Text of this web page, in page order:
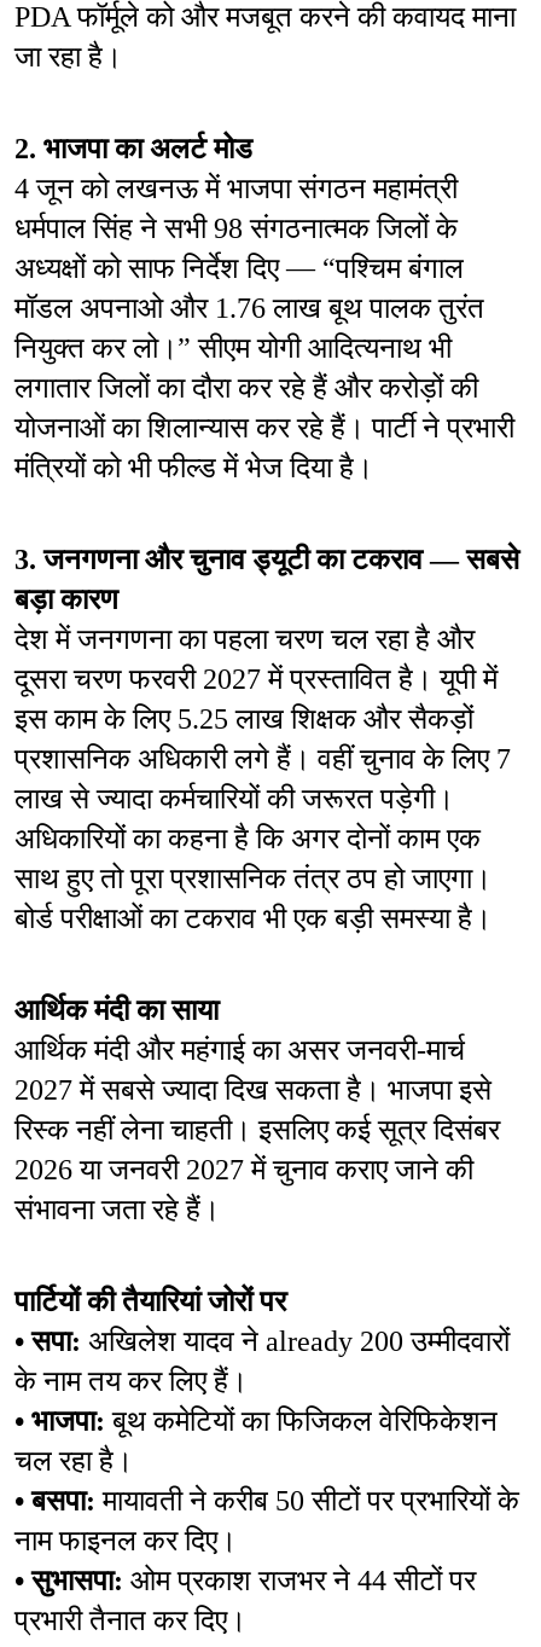
PDA फॉर्मूले को और मजबूत करने की कवायद माना
जा रहा है।
2. भाजपा का अलर्ट मोड
4 जून को लखनऊ में भाजपा संगठन महामंत्री
धर्मपाल सिंह ने सभी 98 संगठनात्मक जिलों के
अध्यक्षों को साफ निर्देश दिए — “पश्चिम बंगाल
मॉडल अपनाओ और 1.76 लाख बूथ पालक तुरंत
नियुक्त कर लो।” सीएम योगी आदित्यनाथ भी
लगातार जिलों का दौरा कर रहे हैं और करोड़ों की
योजनाओं का शिलान्यास कर रहे हैं। पार्टी ने प्रभारी
मंत्रियों को भी फील्ड में भेज दिया है।
3. जनगणना और चुनाव ड्यूटी का टकराव — सबसे
बड़ा कारण
देश में जनगणना का पहला चरण चल रहा है और
दूसरा चरण फरवरी 2027 में प्रस्तावित है। यूपी में
इस काम के लिए 5.25 लाख शिक्षक और सैकड़ों
प्रशासनिक अधिकारी लगे हैं। वहीं चुनाव के लिए 7
लाख से ज्यादा कर्मचारियों की जरूरत पड़ेगी।
अधिकारियों का कहना है कि अगर दोनों काम एक
साथ हुए तो पूरा प्रशासनिक तंत्र ठप हो जाएगा।
बोर्ड परीक्षाओं का टकराव भी एक बड़ी समस्या है।
आर्थिक मंदी का साया
आर्थिक मंदी और महंगाई का असर जनवरी-मार्च
2027 में सबसे ज्यादा दिख सकता है। भाजपा इसे
रिस्क नहीं लेना चाहती। इसलिए कई सूत्र दिसंबर
2026 या जनवरी 2027 में चुनाव कराए जाने की
संभावना जता रहे हैं।
पार्टियों की तैयारियां जोरों पर
• सपा: अखिलेश यादव ने already 200 उम्मीदवारों
के नाम तय कर लिए हैं।
• भाजपा: बूथ कमेटियों का फिजिकल वेरिफिकेशन
चल रहा है।
• बसपा: मायावती ने करीब 50 सीटों पर प्रभारियों के
नाम फाइनल कर दिए।
• सुभासपा: ओम प्रकाश राजभर ने 44 सीटों पर
प्रभारी तैनात कर दिए।